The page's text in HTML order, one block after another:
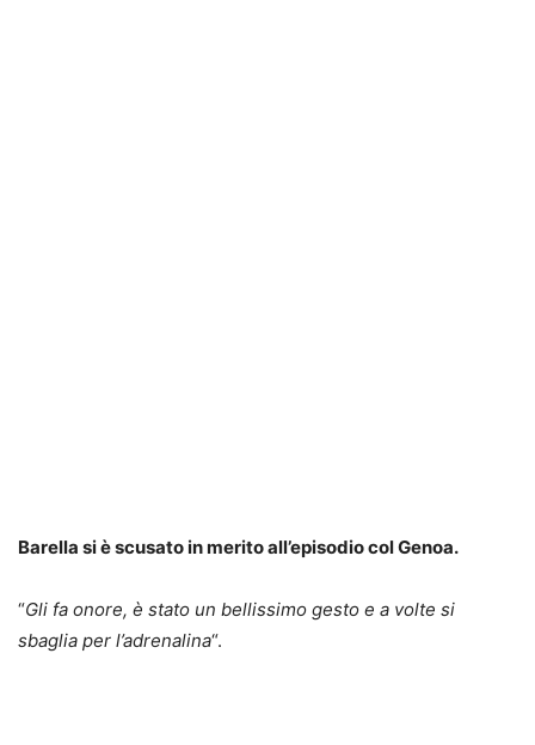
Barella si è scusato in merito all’episodio col Genoa.
“Gli fa onore, è stato un bellissimo gesto e a volte si
sbaglia per l’adrenalina“.